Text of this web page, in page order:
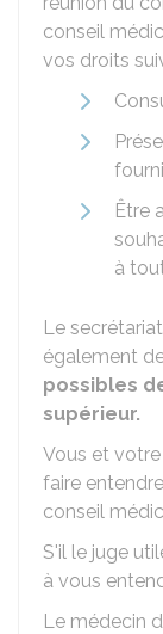
conseil
vos droits
Être
à
Le
également
possibles
supérieur.
Vous et
faire
conseil
S'il le juge
à vous
Le médecin